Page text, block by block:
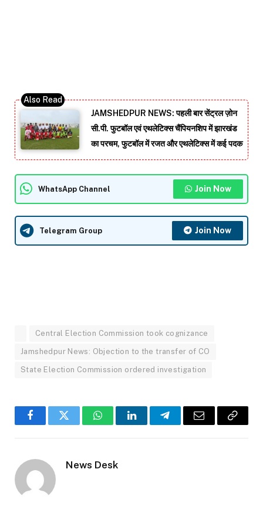
JAMSHEDPUR NEWS: पहली बार सेंट्रल ज़ोन
सी.पी. फुटबॉल एवं एथलेटिक्स चैंपियनशिप में झारखंड
का परचम, फुटबॉल में रजत और एथलेटिक्स में कई पदक
WhatsApp Channel Join Now
Telegram Group Join Now
Central Election Commission took cognizance
Jamshedpur News: Objection to the transfer of CO
State Election Commission ordered investigation
FacebookTwitter WhatsAppLinkedInTelegramEmail
Copy
News Desk